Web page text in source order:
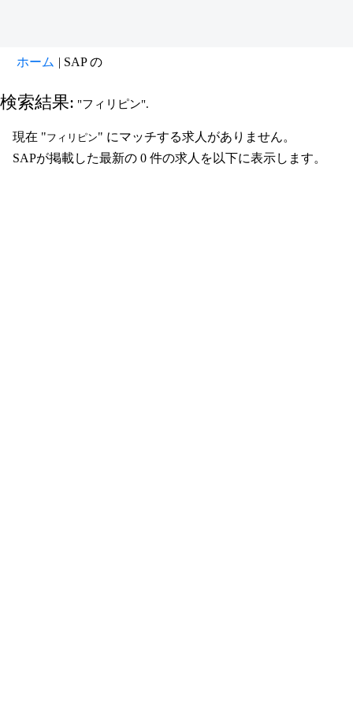
ホーム | SAP の(現
ペ
ー
検索結果: "フィリピン".
現在 "フィリピン" にマッチする求人がありません。
SAPが掲載した最新の 0 件の求人を以下に表示します。